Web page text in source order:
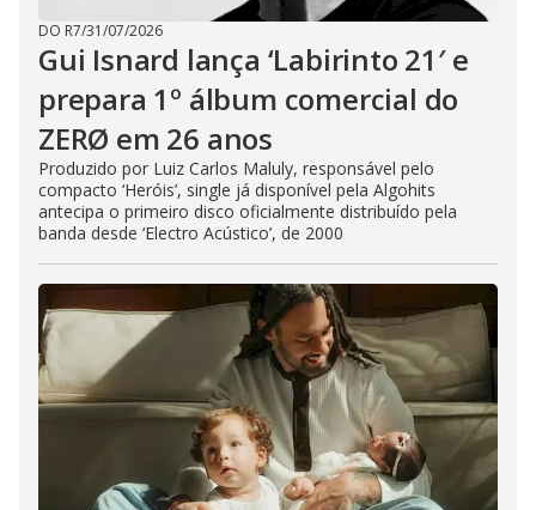
DO R7/31/07/2026
Gui Isnard lança ‘Labirinto 21′ e
prepara 1º álbum comercial do
ZERØ em 26 anos
Produzido por Luiz Carlos Maluly, responsável pelo
compacto ‘Heróis’, single já disponível pela Algohits
antecipa o primeiro disco oficialmente distribuído pela
banda desde ‘Electro Acústico’, de 2000